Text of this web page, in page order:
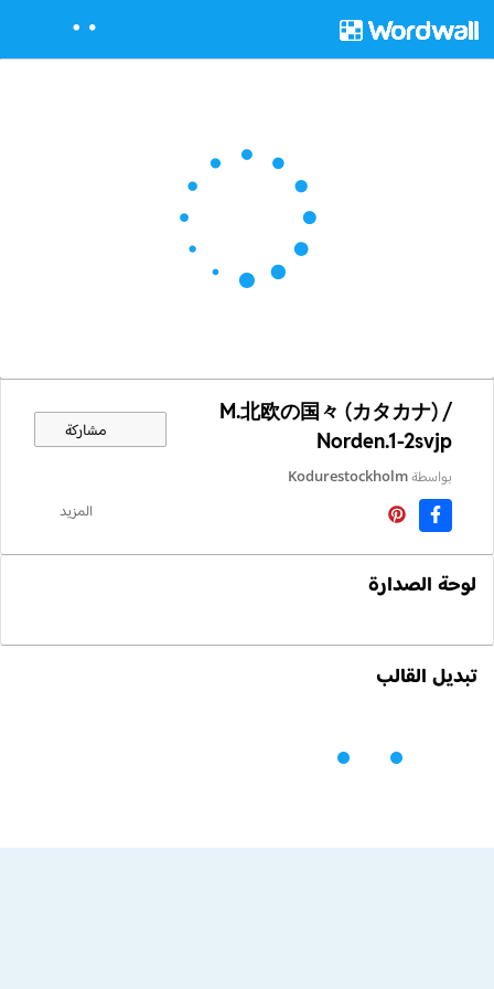
M.北欧の国々 (カタカナ) /
Norden.1-2svjp
مشاركة
بواسطةKodurestockholm
المزيد
لوحة الصدارة
تبديل القالب